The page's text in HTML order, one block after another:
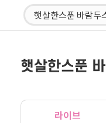
햇살한스푼
라이브